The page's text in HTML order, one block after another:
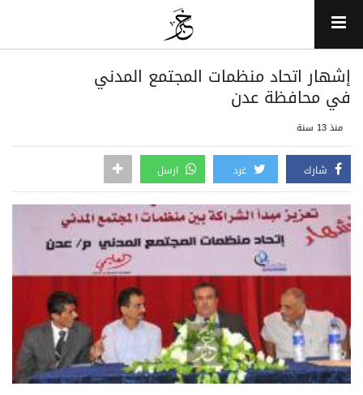
إشهار اتحاد منظمات المجتمع المدني
في محافظة عدن
منذ 13 سنة
شارك غرد ارسل